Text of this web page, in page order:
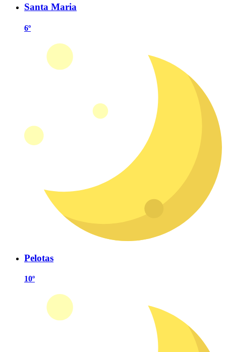
Santa Maria
6º
Pelotas
10º